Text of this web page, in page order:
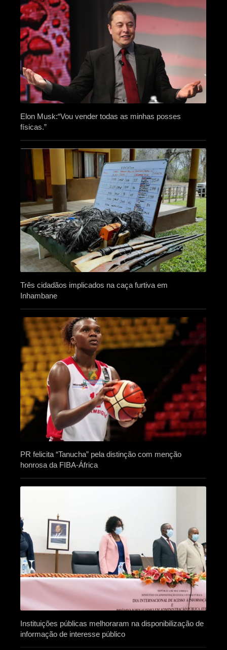
Elon Musk:“Vou vender todas as minhas posses
físicas.”
Três cidadãos implicados na caça furtiva em
Inhambane
PR felicita “Tanucha” pela distinção com menção
honrosa da FIBA-África
Instituições públicas melhoraram na disponibilização de
informação de interesse público